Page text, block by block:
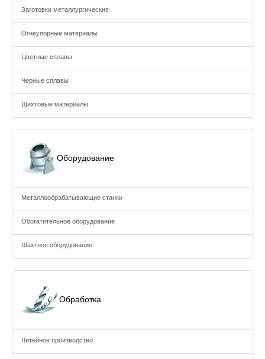
Заготовки металлургические
Огнеупорные материалы
Цветные сплавы
Черные сплавы
Шихтовые материалы
Оборудование
Металлообрабатывающие станки
Обогатительное оборудование
Шахтное оборудование
Обработка
Литейное производство